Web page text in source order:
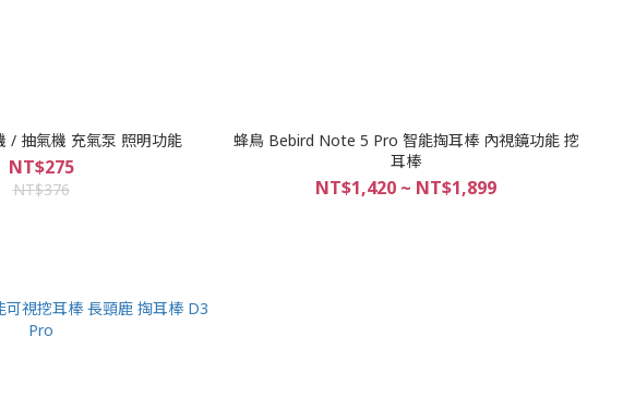
/ 抽氣機 充氣泵 照明功能
NT$275
NT$376
蜂鳥 Bebird Note 5 Pro 智能掏耳棒 內視鏡功能 挖
耳棒
NT$1,420 ~ NT$1,899